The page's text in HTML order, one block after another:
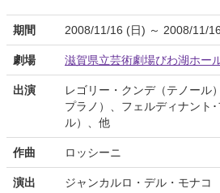
期間 2008/11/16 (日) ～ 2008/11/
劇場 滋賀県立芸術劇場びわ湖ホー
出演
レゴリー・クンデ（テノール
プラノ）、フェルディナント
ル）、他
作曲 ロッシーニ
演出 ジャンカルロ・デル・モナコ